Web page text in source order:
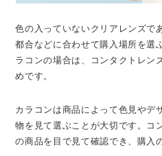
色の入っていないクリアレンズで
都合などに合わせて購入場所を選
ラコンの場合は、コンタクトレン
めです。
カラコンは商品によって色見やデ
物を見て選ぶことが大切です。コ
の商品を目で見て確認でき、購入